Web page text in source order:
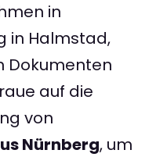
in
in Halmstad,
Dokumenten
auf die
von
Nürnberg, um